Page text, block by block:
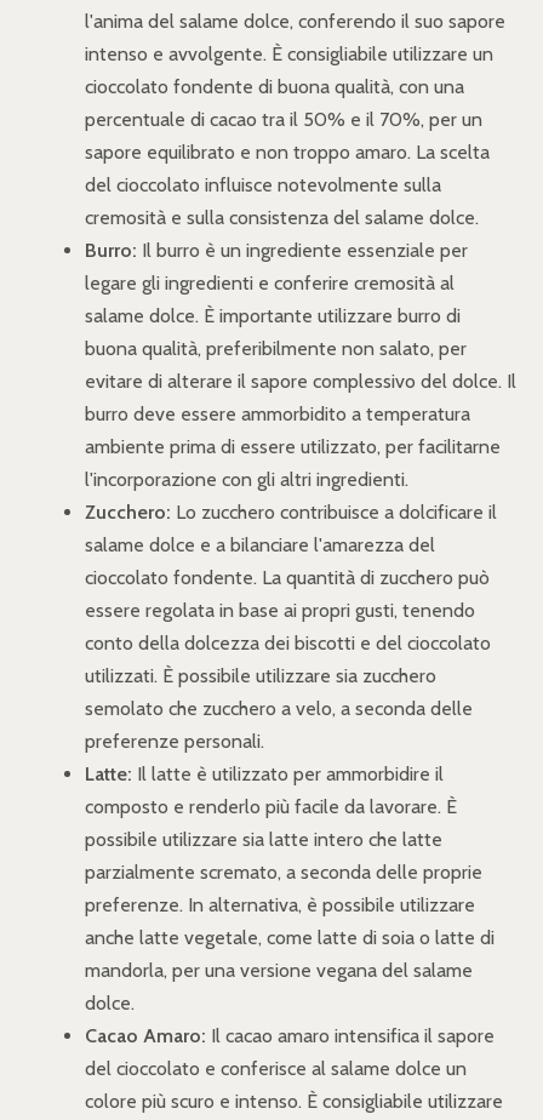
l'anima del salame dolce, conferendo il suo sapore
intenso e avvolgente. È consigliabile utilizzare un
cioccolato fondente di buona qualità, con una
percentuale di cacao tra il 50% e il 70%, per un
sapore equilibrato e non troppo amaro. La scelta
del cioccolato influisce notevolmente sulla
cremosità e sulla consistenza del salame dolce.
Burro: Il burro è un ingrediente essenziale per
legare gli ingredienti e conferire cremosità al
salame dolce. È importante utilizzare burro di
buona qualità, preferibilmente non salato, per
evitare di alterare il sapore complessivo del dolce. Il
burro deve essere ammorbidito a temperatura
ambiente prima di essere utilizzato, per facilitarne
l'incorporazione con gli altri ingredienti.
Zucchero: Lo zucchero contribuisce a dolcificare il
salame dolce e a bilanciare l'amarezza del
cioccolato fondente. La quantità di zucchero può
essere regolata in base ai propri gusti, tenendo
conto della dolcezza dei biscotti e del cioccolato
utilizzati. È possibile utilizzare sia zucchero
semolato che zucchero a velo, a seconda delle
preferenze personali.
Latte: Il latte è utilizzato per ammorbidire il
composto e renderlo più facile da lavorare. È
possibile utilizzare sia latte intero che latte
parzialmente scremato, a seconda delle proprie
preferenze. In alternativa, è possibile utilizzare
anche latte vegetale, come latte di soia o latte di
mandorla, per una versione vegana del salame
dolce.
Cacao Amaro: Il cacao amaro intensifica il sapore
del cioccolato e conferisce al salame dolce un
colore più scuro e intenso. È consigliabile utilizzare